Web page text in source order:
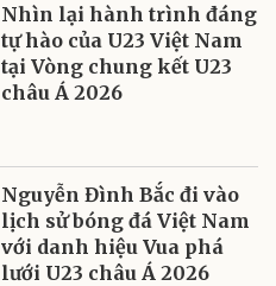
Nhìn lại hành trình đáng
tự hào của U23 Việt Nam
tại Vòng chung kết U23
châu Á 2026
Nguyễn Đình Bắc đi vào
lịch sử bóng đá Việt Nam
với danh hiệu Vua phá
lưới U23 châu Á 2026